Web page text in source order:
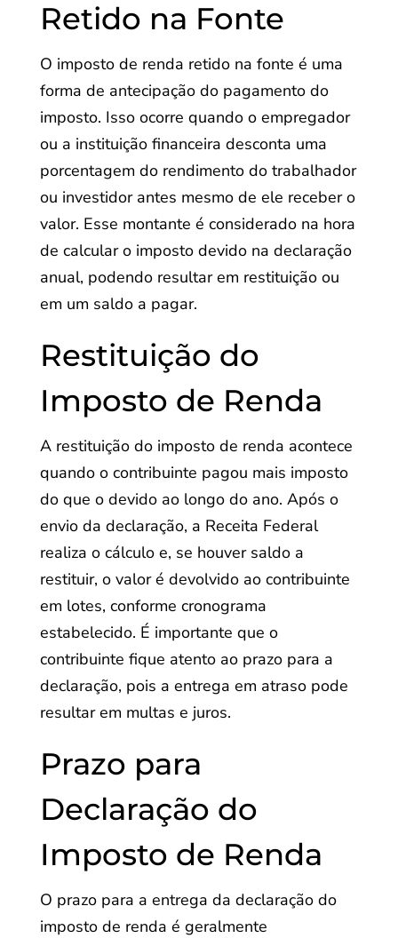
Retido na Fonte
O imposto de renda retido na fonte é uma
forma de antecipação do pagamento do
imposto. Isso ocorre quando o empregador
ou a instituição financeira desconta uma
porcentagem do rendimento do trabalhador
ou investidor antes mesmo de ele receber o
valor. Esse montante é considerado na hora
de calcular o imposto devido na declaração
anual, podendo resultar em restituição ou
em um saldo a pagar.
Restituição do
Imposto de Renda
A restituição do imposto de renda acontece
quando o contribuinte pagou mais imposto
do que o devido ao longo do ano. Após o
envio da declaração, a Receita Federal
realiza o cálculo e, se houver saldo a
restituir, o valor é devolvido ao contribuinte
em lotes, conforme cronograma
estabelecido. É importante que o
contribuinte fique atento ao prazo para a
declaração, pois a entrega em atraso pode
resultar em multas e juros.
Prazo para
Declaração do
Imposto de Renda
O prazo para a entrega da declaração do
imposto de renda é geralmente